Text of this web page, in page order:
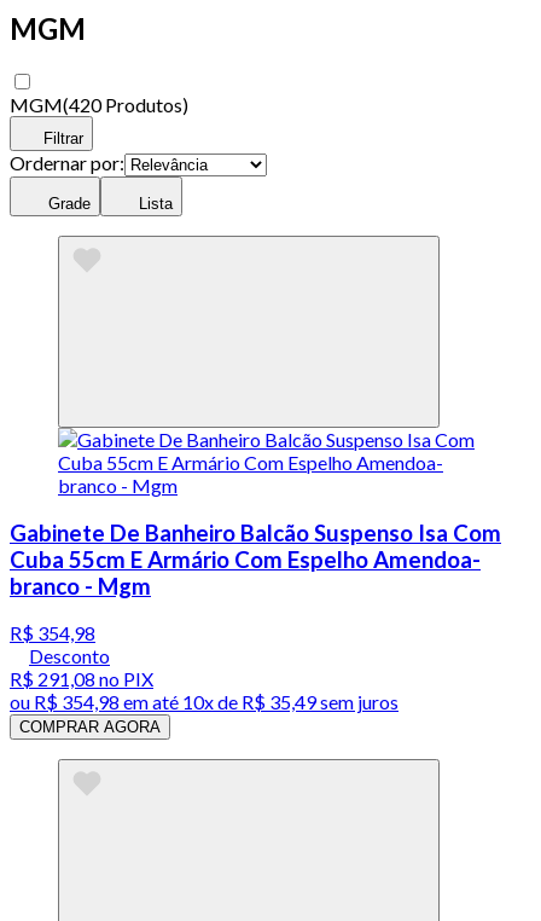
MGM
MGM(420 Produtos)
Filtrar
Ordernar por:
Grade Lista
Gabinete De Banheiro Balcão Suspenso Isa Com
Cuba 55cm E Armário Com Espelho Amendoa-
branco - Mgm
R$ 354,98
Desconto
R$ 291,08 no PIX
ou R$ 354,98 em até 10x de R$ 35,49 sem juros
COMPRAR AGORA